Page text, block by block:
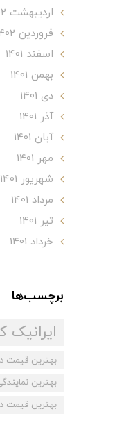
ارديبهشت 1402
فروردین 1402
اسفند 1401
بهمن 1401
دی 1401
آذر 1401
آبان 1401
مهر 1401
شهریور 1401
مرداد 1401
تير 1401
خرداد 1401
برچسب‌ها
ایرانیک
بهترین قیمت
بهترین
بهترین قیمت